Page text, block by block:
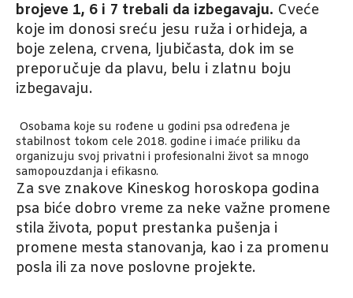
brojeve 1, 6 i 7 trebali da izbegavaju. Cveće
koje im donosi sreću jesu ruža i orhideja, a
boje zelena, crvena, ljubičasta, dok im se
preporučuje da plavu, belu i zlatnu boju
izbegavaju.
Osobama koje su rođene u godini psa određena je
stabilnost tokom cele 2018. godine i imaće priliku da
organizuju svoj privatni i profesionalni život sa mnogo
samopouzdanja i efikasno.
Za sve znakove Kineskog horoskopa godina
psa biće dobro vreme za neke važne promene
stila života, poput prestanka pušenja i
promene mesta stanovanja, kao i za promenu
posla ili za nove poslovne projekte.